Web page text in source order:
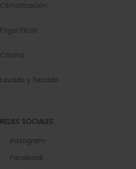
Climatización
Frigoríficos
Cocina
Lavado y Secado
REDES SOCIALES
Instagram
Facebook